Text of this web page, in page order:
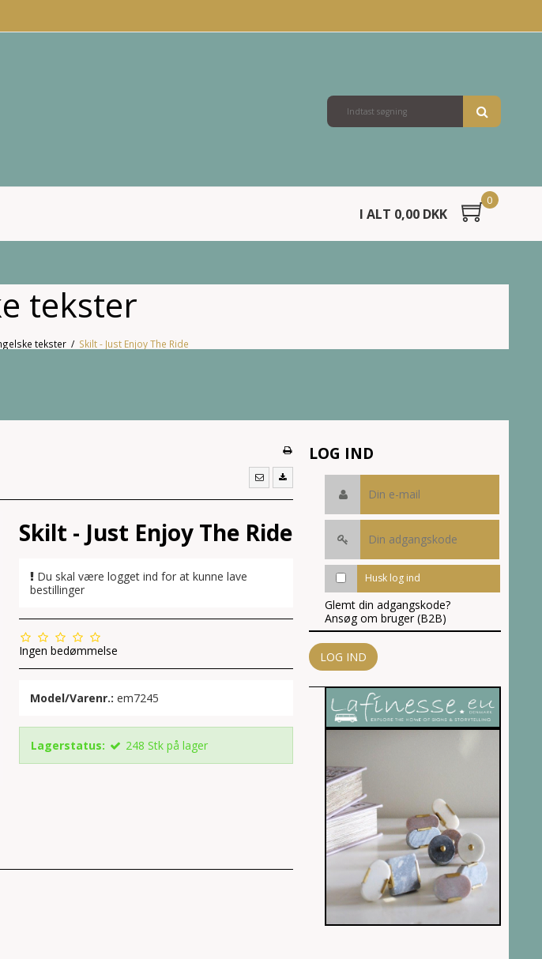
I ALT 0,00 DKK
0
tekster
tekster / Skilt - Just Enjoy The Ride
Skilt - Just Enjoy The Ride
Du skal være logget ind for at kunne lave
bestillinger
Ingen bedømmelse
Model/Varenr.: em7245
Lagerstatus: 248 Stk på lager
LOG IND
Husk log ind
Glemt din adgangskode?
Ansøg om bruger (B2B)
LOG IND